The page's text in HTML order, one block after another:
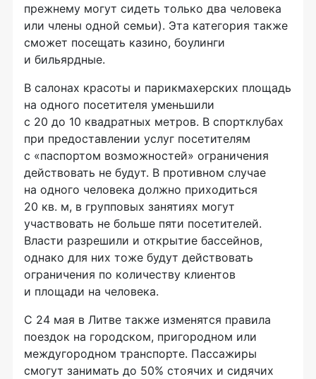
прежнему могут сидеть только два человека
или члены одной семьи). Эта категория также
сможет посещать казино, боулинги
и бильярдные.
В салонах красоты и парикмахерских площадь
на одного посетителя уменьшили
с 20 до 10 квадратных метров. В спортклубах
при предоставлении услуг посетителям
с «паспортом возможностей» ограничения
действовать не будут. В противном случае
на одного человека должно приходиться
20 кв. м, в групповых занятиях могут
участвовать не больше пяти посетителей.
Власти разрешили и открытие бассейнов,
однако для них тоже будут действовать
ограничения по количеству клиентов
и площади на человека.
С 24 мая в Литве также изменятся правила
поездок на городском, пригородном или
междугородном транспорте. Пассажиры
смогут занимать до 50% стоячих и сидячих